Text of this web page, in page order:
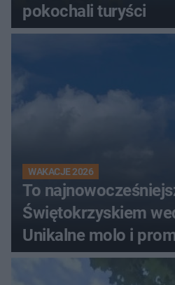
pokochali turyści
WAKACJE 2026
To
Świętokrzyskiem
Unikalne molo i